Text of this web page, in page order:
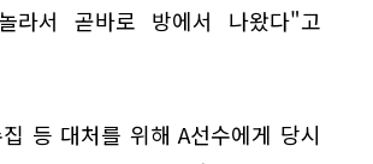
라서 곧바로 방에서 나왔다"고
등 대처를 위해 A선수에게 당시